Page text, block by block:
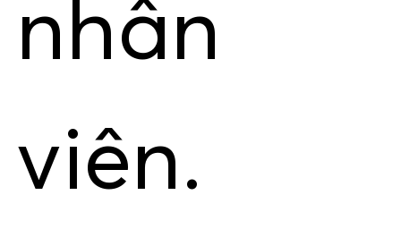
nhân
viên.